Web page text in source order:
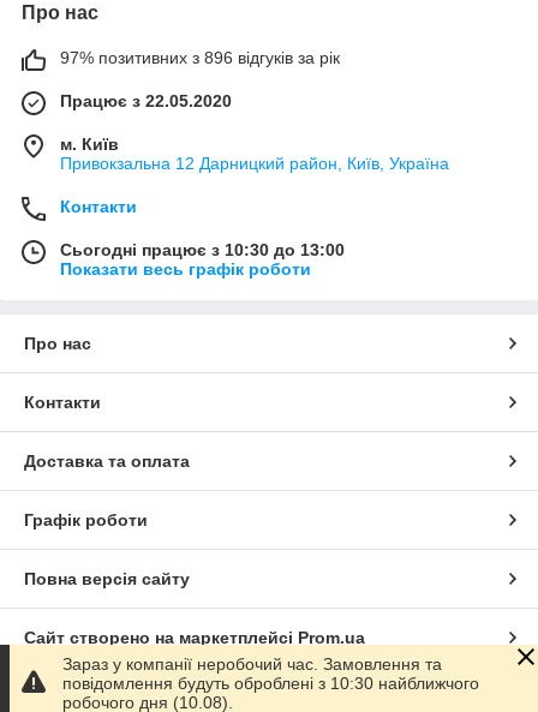
Про нас
97% позитивних з 896 відгуків за рік
Працює з 22.05.2020
м. Київ
Привокзальна 12 Дарницкий район, Київ, Україна
Контакти
Сьогодні працює з 10:30 до 13:00
Показати весь графік роботи
Про нас
Контакти
Доставка та оплата
Графік роботи
Повна версія сайту
Сайт створено на маркетплейсі Prom.ua
Політика конфіденційності
Зараз у компанії неробочий час. Замовлення та
повідомлення будуть оброблені з 10:30 найближчого
робочого дня (10.08).